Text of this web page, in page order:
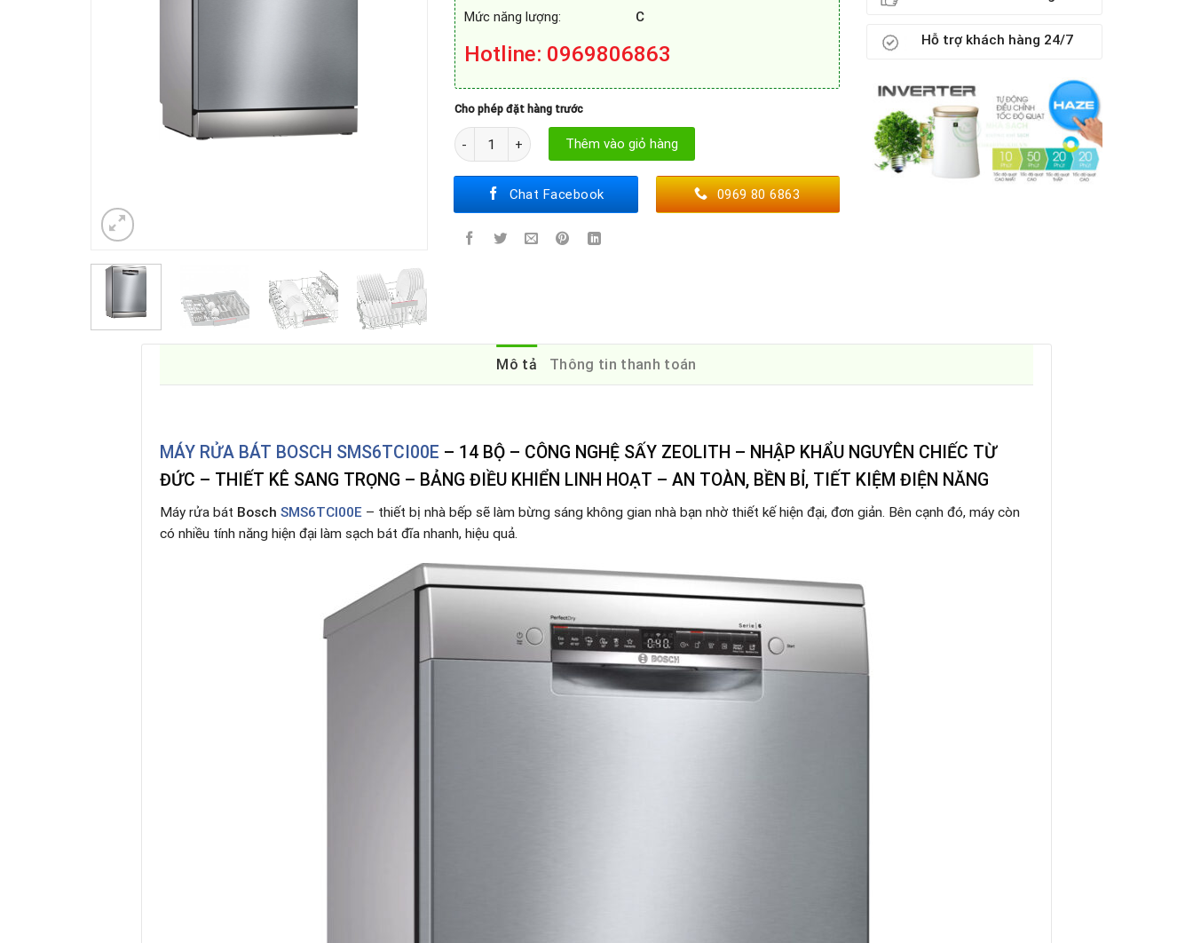
Mức năng lượng: C
Hotline: 0969806863
Cho phép đặt hàng trước
MÁY RỬA BÁT BOSCH SMS6TCI00E số lượng
Thêm vào giỏ hàng
Chat Facebook 0969 80 6863
Hỗ trợ khách hàng 24/7
Mô tả Thông tin thanh toán
MÁY RỬA BÁT BOSCH SMS6TCI00E – 14 BỘ – CÔNG NGHỆ SẤY ZEOLITH – NHẬP KHẨU NGUYÊN CHIẾC TỪ
ĐỨC – THIẾT KÊ SANG TRỌNG – BẢNG ĐIỀU KHIỂN LINH HOẠT – AN TOÀN, BỀN BỈ, TIẾT KIỆM ĐIỆN NĂNG
Máy rửa bát Bosch SMS6TCI00E – thiết bị nhà bếp sẽ làm bừng sáng không gian nhà bạn nhờ thiết kế hiện đại, đơn giản. Bên cạnh đó, máy còn
có nhiều tính năng hiện đại làm sạch bát đĩa nhanh, hiệu quả.